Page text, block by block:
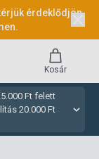
érdeklődjön
Ft felett
20.000 Ft
Kosár